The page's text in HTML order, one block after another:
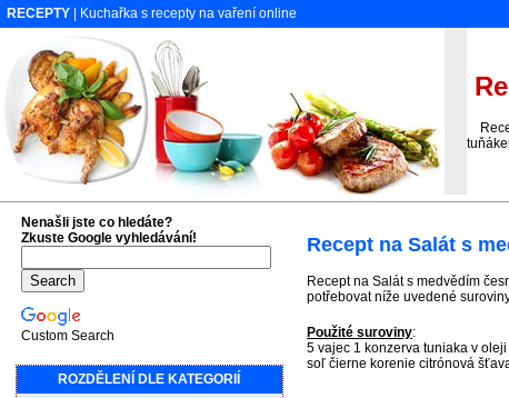
RECEPTY | Kuchařka s recepty na vaření online
Recept na Salát s
Recept na Salát s medvědím
potřebovat níže uvedené
Použité suroviny:
5 vajec 1 konzerva tuniaka v
soľ čierne korenie citrónová
Nenašli jste co hledáte?
Zkuste Google vyhledávání!
Custom Search
ROZDĚLENÍ DLE KATEGORIÍ